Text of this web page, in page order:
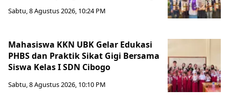
Sabtu, 8 Agustus 2026, 10:24 PM
Mahasiswa KKN UBK Gelar Edukasi
PHBS dan Praktik Sikat Gigi Bersama
Siswa Kelas I SDN Cibogo
Sabtu, 8 Agustus 2026, 10:10 PM